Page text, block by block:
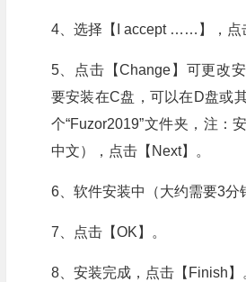
4、选择【I accept ……】，点
5、点击【Change】可更改
要安装在C盘，可以在D盘或
个“Fuzor2019”文件夹，注：
中文），点击【Next】。
6、软件安装中（大约需要3分
7、点击【OK】。
8、安装完成，点击【Finish】